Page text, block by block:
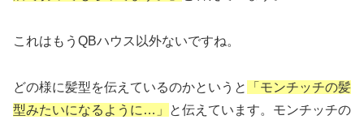
これはもうQBハウス以外ないですね。
どの様に髪型を伝えているのかというと
「モンチッチの髪
型みたいになるように…」
と伝えています。モンチッチの